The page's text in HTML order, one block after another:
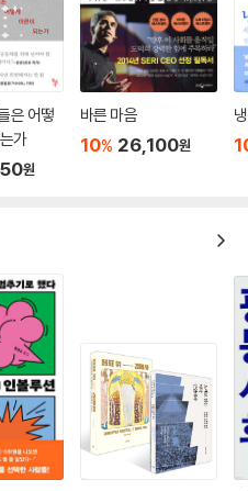
은 어떻
가
원
바른 마음
10% 26,100원